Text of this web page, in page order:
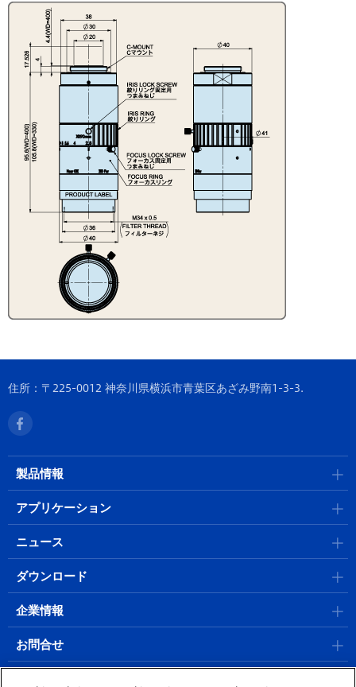
住所：〒225-0012 神奈川県横浜市青葉区あざみ野南1-3-3.
製品情報
アプリケーション
ニュース
ダウンロード
企業情報
お問合せ